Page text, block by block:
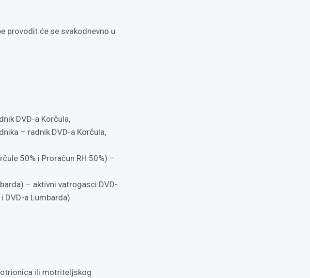
provodit će se svakodnevno u
DVD-a Korčula,
– radnik DVD-a Korčula,
50% i Proračun RH 50%) –
– aktivni vatrogasci DVD-
DVD-a Lumbarda).
ili motriteljskog